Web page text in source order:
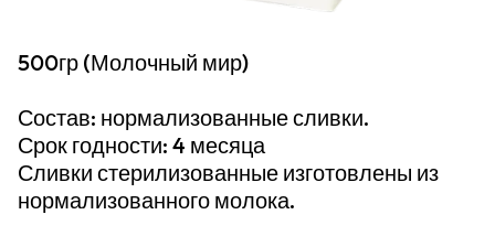
500гр (Молочный мир)
Состав: нормализованные сливки.
Срок годности: 4 месяца
Сливки стерилизованные изготовлены из
нормализованного молока.